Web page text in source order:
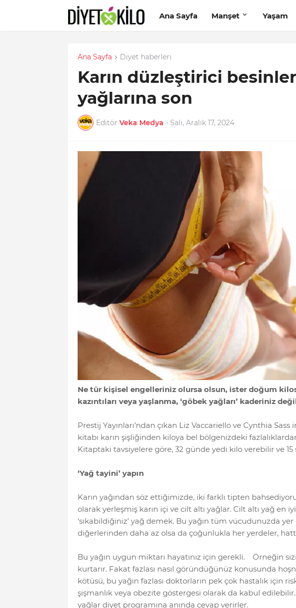
Ana Sayfa Manşet Yaşam
Ana Sayfa Diyet haberleri
Karın düzleştirici
yağlarına son
Editör Veka Medya - Salı, Aralık 17, 2024
Ne tür kişisel engelleriniz olursa olsun, ister doğum
kazıntıları veya yaşlanma, ‘göbek yağları’ kaderiniz
Prestij Yayınları’ndan çıkan Liz Vaccariello ve Cynthia Sass
kitabı karın şişliğinden kiloya bel bölgenizdeki
Kitaptaki tavsiyelere göre, 32 günde yedi kilo verebilir ve
‘Yağ tayini’ yapın
Karın yağından söz ettiğimizde, iki farklı tipten
olarak yerleşmiş karın içi ve cilt altı yağlar. Cilt altı yağ en
‘sıkabildiğiniz’ yağ demek. Bu yağın tüm vücudunuzda
diğerlerinden daha az olsa da çoğunlukla her yerdeler,
Bu yağın uygun miktarı hayatınız için gerekli. Örneğin
kurtarır. Fakat fazlası nasıl göründüğünüz konusunda
kötüsü, bu yağın fazlası doktorların pek çok hastalık için
şişmanlık veya obezite göstergesi olarak da kabul
yağlar diyet programına anında cevap verirler.